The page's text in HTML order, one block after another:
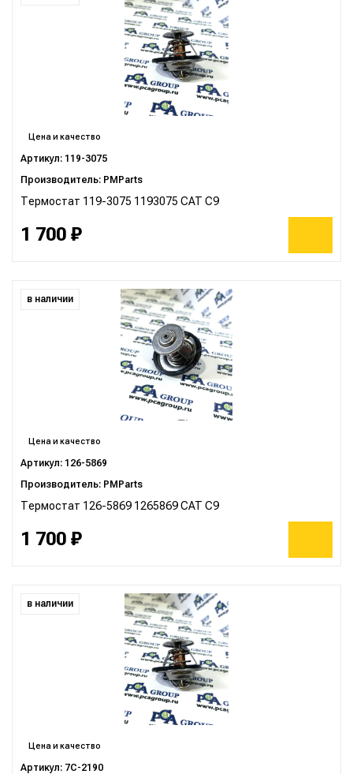
Цена и качество
Артикул: 119-3075
Производитель: PMParts
Термостат 119-3075 1193075 CAT C9
1 700 ₽
в наличии
Цена и качество
Артикул: 126-5869
Производитель: PMParts
Термостат 126-5869 1265869 CAT C9
1 700 ₽
в наличии
Цена и качество
Артикул: 7C-2190